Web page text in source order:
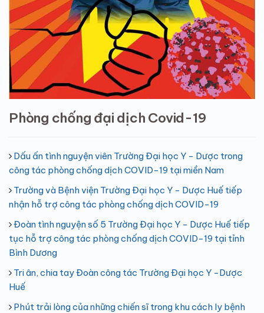
Phòng chống đại dịch Covid-19
Dấu ấn tình nguyện viên Trường Đại học Y - Dược trong
công tác phòng chống dịch COVID-19 tại miền Nam
Trường và Bệnh viện Trường Đại học Y - Dược Huế tiếp
nhận hỗ trợ công tác phòng chống dịch COVID-19
Đoàn tình nguyện số 5 Trường Đại học Y - Dược Huế tiếp
tục hỗ trợ công tác phòng chống dịch COVID-19 tại tỉnh
Bình Dương
Tri ân, chia tay Đoàn công tác Trường Đại học Y -Dược
Huế
Phút trải lòng của những chiến sĩ trong khu cách ly bệnh